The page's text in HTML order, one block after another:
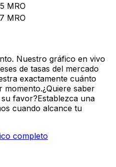
MRO
MRO
Nuestro gráfico en vivo
de tasas del mercado
exactamente cuánto
momento.¿Quiere saber
favor?Establezca una
cuando alcance tu
completo